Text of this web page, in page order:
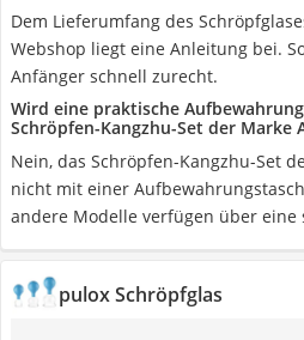
Dem Lieferumfang des
Webshop liegt eine Anleitung bei.
Anfänger schnell zurecht.
Wird eine praktische
Schröpfen-Kangzhu-Set der Marke
Nein, das Schröpfen-Kangzhu-Set
nicht mit einer
andere Modelle verfügen über eine
pulox Schröpfglas